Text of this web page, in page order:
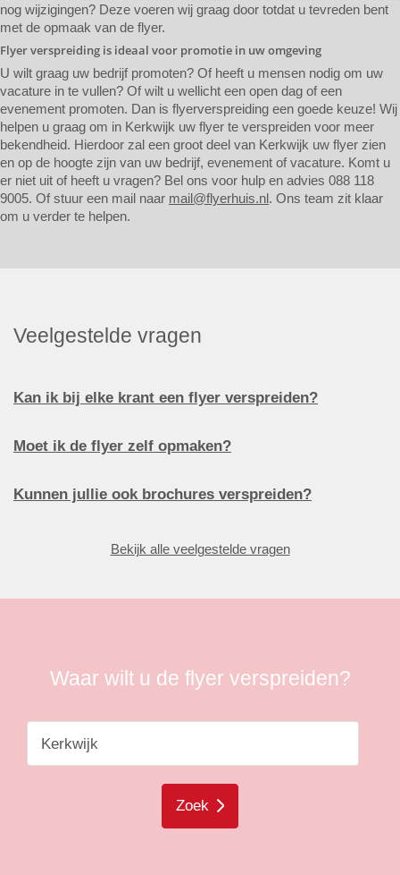
nog wijzigingen? Deze voeren wij graag door totdat u tevreden bent
met de opmaak van de flyer.
Flyer verspreiding is ideaal voor promotie in uw omgeving
U wilt graag uw bedrijf promoten? Of heeft u mensen nodig om uw
vacature in te vullen? Of wilt u wellicht een open dag of een
evenement promoten. Dan is flyerverspreiding een goede keuze! Wij
helpen u graag om in Kerkwijk uw flyer te verspreiden voor meer
bekendheid. Hierdoor zal een groot deel van Kerkwijk uw flyer zien
en op de hoogte zijn van uw bedrijf, evenement of vacature. Komt u
er niet uit of heeft u vragen? Bel ons voor hulp en advies 088 118
9005. Of stuur een mail naar mail@flyerhuis.nl. Ons team zit klaar
om u verder te helpen.
Veelgestelde vragen
Kan ik bij elke krant een flyer verspreiden?
Moet ik de flyer zelf opmaken?
Kunnen jullie ook brochures verspreiden?
Bekijk alle veelgestelde vragen
Waar wilt u de flyer verspreiden?
Zoek